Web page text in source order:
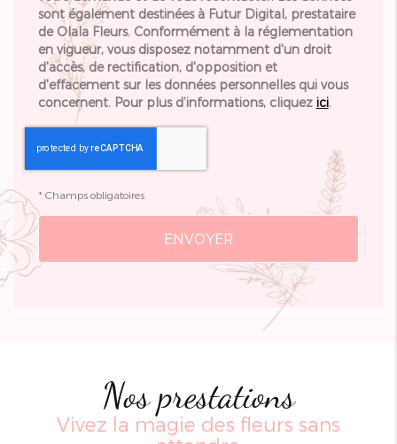
sont également destinées à Futur Digital, prestataire
de Olala Fleurs. Conformément à la réglementation
en vigueur, vous disposez notamment d'un droit
d'accès, de rectification, d'opposition et
d'effacement sur les données personnelles qui vous
concernent. Pour plus d’informations, cliquez ici.
* Champs obligatoires
Nos prestations
Vivez la magie des fleurs sans